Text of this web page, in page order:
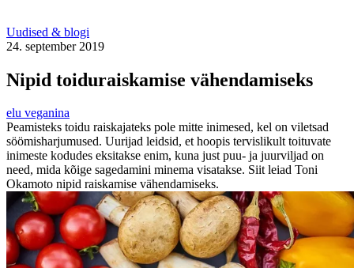
Uudised & blogi
24. september 2019
Nipid toiduraiskamise vähendamiseks
elu veganina
Peamisteks toidu raiskajateks pole mitte inimesed, kel on viletsad
söömisharjumused. Uurijad leidsid, et hoopis tervislikult toituvate
inimeste kodudes eksitakse enim, kuna just puu- ja juurviljad on
need, mida kõige sagedamini minema visatakse. Siit leiad Toni
Okamoto nipid raiskamise vähendamiseks.